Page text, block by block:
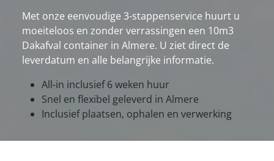
Met onze eenvoudige 3-stappenservice huurt u
moeiteloos en zonder verrassingen een 10m3
Dakafval container in Almere. U ziet direct de
leverdatum en alle belangrijke informatie.
All-in inclusief 6 weken huur
Snel en flexibel geleverd in Almere
Inclusief plaatsen, ophalen en verwerking